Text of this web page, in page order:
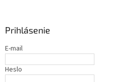
Prihlásenie
E-mail
Heslo